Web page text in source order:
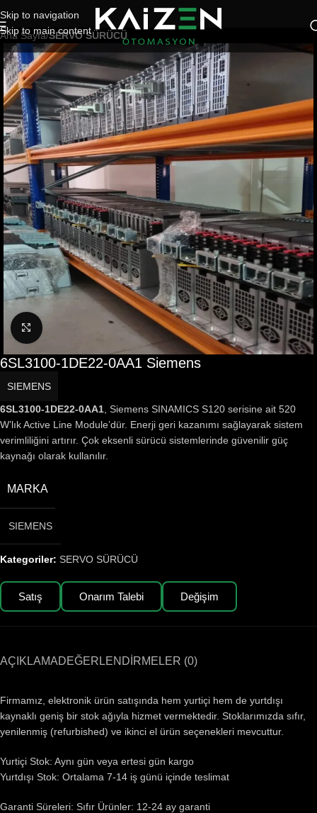
Skip to navigation
Skip to main content
Ana Sayfa SERVO SÜRÜCÜ
Büyütmek için tıklayın
6SL3100-1DE22-0AA1 Siemens
SIEMENS
6SL3100-1DE22-0AA1 , Siemens SINAMICS S120 serisine ait 520
W’lık Active Line Module’dür. Enerji geri kazanımı sağlayarak sistem
verimliliğini artırır. Çok eksenli sürücü sistemlerinde güvenilir güç
kaynağı olarak kullanılır.
MARKA
SIEMENS
Kategoriler: SERVO SÜRÜCÜ
Satış Onarım Talebi Değişim
AÇIKLAMADEĞERLENDIRMELER (0)
Firmamız, elektronik ürün satışında hem yurtiçi hem de yurtdışı
kaynaklı geniş bir stok ağıyla hizmet vermektedir. Stoklarımızda sıfır,
yenilenmiş (refurbished) ve ikinci el ürün seçenekleri mevcuttur.
Yurtiçi Stok: Aynı gün veya ertesi gün kargo
Yurtdışı Stok: Ortalama 7-14 iş günü içinde teslimat
Garanti Süreleri: Sıfır Ürünler: 12-24 ay garanti